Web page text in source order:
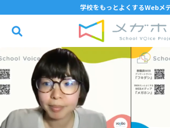
学校をもっとよくするWebメ